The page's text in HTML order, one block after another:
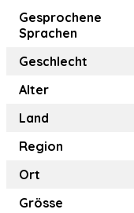
Gesprochene
Sprachen
Geschlecht
Alter
Land
Region
Ort
Grösse